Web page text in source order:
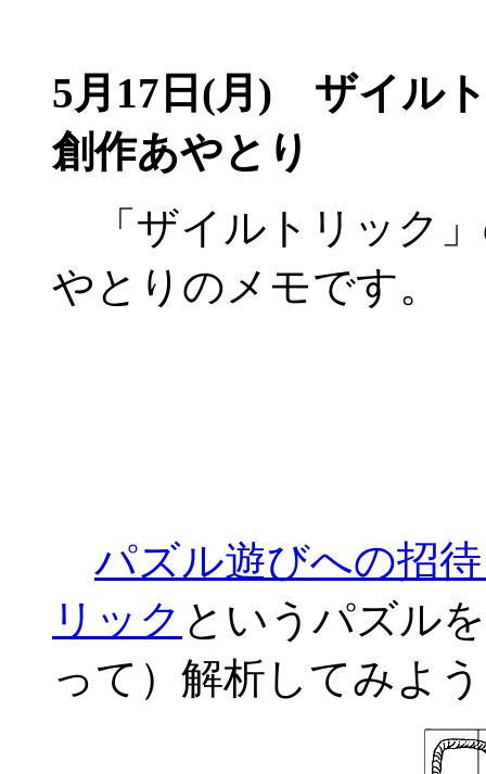
5月17日(月) ザイルト
創作あやとり
「ザイルトリック
やとりのメモです。
パズル遊びへの招
リック というパズル
って）解析してみよ